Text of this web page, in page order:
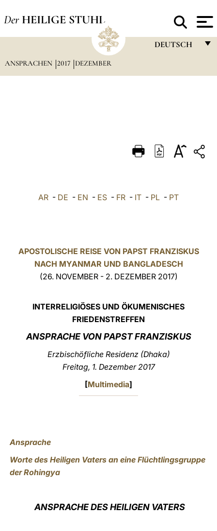
Der HEILIGE STUHL
DEUTSCH
DEUTSCH
العربيّة
ANSPRACHEN 2017 DEZEMBER
AR - DE - EN - ES - FR - IT - PL - PT
APOSTOLISCHE REISE VON PAPST FRANZISKUS
NACH MYANMAR UND BANGLADESCH
(26. NOVEMBER - 2. DEZEMBER 2017)
INTERRELIGIÖSES UND ÖKUMENISCHES
FRIEDENSTREFFEN
ANSPRACHE VON PAPST FRANZISKUS
Erzbischöfliche Residenz (Dhaka)
Freitag, 1. Dezember 2017
[Multimedia]
Ansprache
Worte des Heiligen Vaters an eine Flüchtlingsgruppe
der Rohingya
ANSPRACHE DES HEILIGEN VATERS